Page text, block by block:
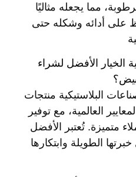
مما يجعله مثاليًا
على أدائه وشكله حتى
الخيار الأفضل لشراء
البلاستيكية منتجات
العالمية، مع توفير
متميزة. تُعتبر الأفضل
الطويلة وابتكارها